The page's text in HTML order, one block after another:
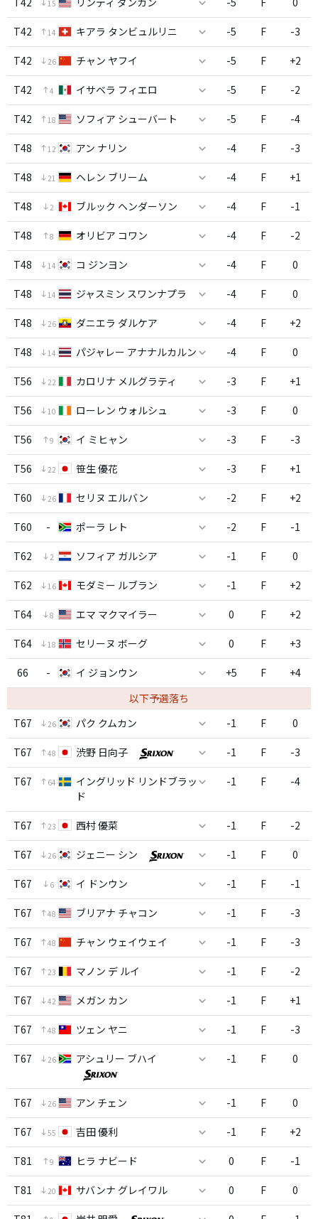
15
T42 14 キアラ タンビュルリニ -5 F -3
T42 26 チャン ヤフイ -5 F +2
T42 4 イサベラ フィエロ -5 F -2
T42 18 ソフィア シューバート -5 F -4
T48 12 アン ナリン -4 F -3
T48 21 ヘレン ブリーム -4 F +1
T48 2 ブルック ヘンダーソン -4 F -1
T48 8 オリビア コワン -4 F -2
T48 14 コ ジンヨン -4 F 0
T48 14 ジャスミン スワンナプラ -4 F 0
T48 26 ダニエラ ダルケア -4 F +2
T48 14 パジャレー アナナルカルン -4 F 0
T56 22 カロリナ メルグラティ -3 F +1
T56 10 ローレン ウォルシュ -3 F 0
T56 9 イ ミヒャン -3 F -3
T56 22 笹生 優花 -3 F +1
T60 26 セリヌ エルバン -2 F +2
T60 - ポーラ レト -2 F -1
T62 2 ソフィア ガルシア -1 F 0
T62 16 モダミー ルブラン -1 F +2
T64 8 エマ マクマイラー 0 F +2
T64 18 セリーヌ ボーグ 0 F +3
66 - イ ジョンウン +5 F
+4
以下予選落ち
T67
26 パク クムカン -1 F 0
T67 48 渋野 日向子 -1 F -3
T67 64
イングリッド リンドブラッ
ド
-1 F -4
T67 23 西村 優菜 -1 F -2
T67 26 ジェニー シン -1 F 0
T67 6 イ ドンウン -1 F -1
T67 48 ブリアナ チャコン -1 F -3
T67 48 チャン ウェイウェイ -1 F -3
T67 23 マノン デ ルイ -1 F -2
T67 42 メガン カン -1 F +1
T67 48 ツェン ヤニ -1 F -3
T67 26 アシュリー ブハイ -1 F 0
T67 26 アン チェン -1 F 0
T67 55 吉田 優利 -1 F +2
T81 9 ヒラ ナビード 0 F -1
T81 20 サバンナ グレイワル 0 F 0